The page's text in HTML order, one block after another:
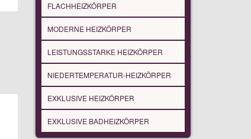
FLACHHEIZKÖRPER
MODERNE HEIZKÖRPER
LEISTUNGSSTARKE HEIZKÖRPER
NIEDERTEMPERATUR-HEIZKÖRPER
EXKLUSIVE HEIZKÖRPER
EXKLUSIVE BADHEIZKÖRPER